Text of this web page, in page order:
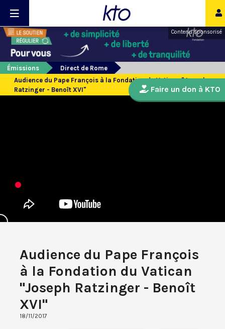
Contenu sponsorisé
Émissions
Direct de Rome
Audience du Pape François à la Fondation du Vatican "Joseph
Ratzinger - Benoît XVI"
Audience du Pape François
à la Fondation du Vatican
"Joseph Ratzinger - Benoît
XVI"
18/11/2017
Faire un don à KTO